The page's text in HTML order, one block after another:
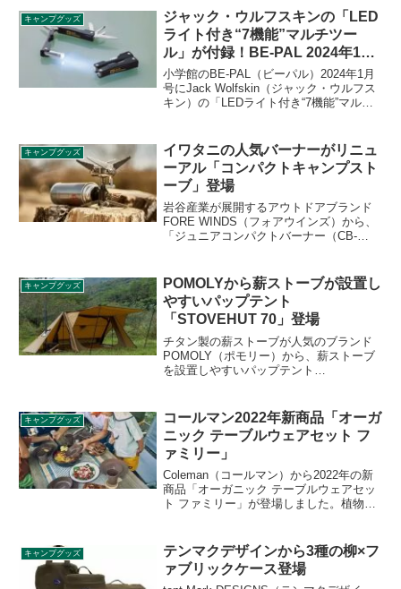
キャンプグッズ
ジャック・ウルフスキンの「LED
ライト付き“7機能”マルチツー
ル」が付録！BE-PAL 2024年1月
号
小学館のBE-PAL（ビーパル）2024年1月
号にJack Wolfskin（ジャック・ウルフス
キン）の「LEDライト付き“7機能”マルチ
トなど7つの機能を搭載したマルチツール
です。詳細をレビューします。
キャンプグッズ
イワタニの人気バーナーがリニュ
ーアル「コンパクトキャンプスト
ーブ」登場
岩谷産業が展開するアウトドアブランド
FORE WINDS（フォアウインズ）から、
「ジュニアコンパクトバーナー（CB-
トキャンプストーブ）（FW-CS01-
JP）」が登場します。詳細をレビューし
ます。
キャンプグッズ
POMOLYから薪ストーブが設置し
やすいパップテント
「STOVEHUT 70」登場
チタン製の薪ストーブが人気のブランド
POMOLY（ポモリー）から、薪ストーブ
を設置しやすいパップテント
じめついているパップテントです。詳細
をレビューします。
キャンプグッズ
コールマン2022年新商品「オーガ
ニック テーブルウェアセット フ
ァミリー」
Coleman（コールマン）から2022年の新
商品「オーガニック テーブルウェアセッ
ト ファミリー」が登場しました。植物由
かわかせるメッシュケース付きです。詳
細をレビューします。
キャンプグッズ
テンマクデザインから3種の柳×フ
ァブリックケース登場